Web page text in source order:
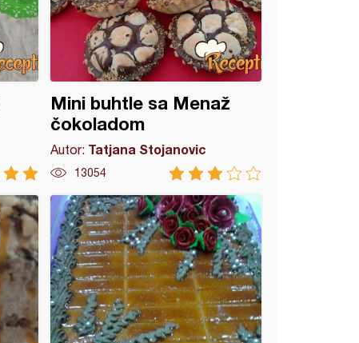
Mini buhtle sa Menaž
čokoladom
Autor: Tatjana Stojanovic
13054